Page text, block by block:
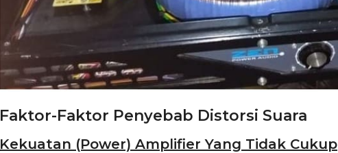
Faktor-Faktor Penyebab Distorsi Suara
Kekuatan (Power) Amplifier Yang Tidak Cukup